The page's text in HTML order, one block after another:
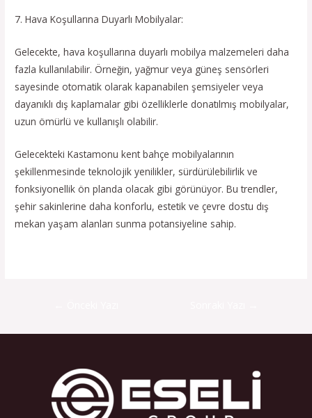
7. Hava Koşullarına Duyarlı Mobilyalar:
Gelecekte, hava koşullarına duyarlı mobilya malzemeleri daha
fazla kullanılabilir. Örneğin, yağmur veya güneş sensörleri
sayesinde otomatik olarak kapanabilen şemsiyeler veya
dayanıklı dış kaplamalar gibi özelliklerle donatılmış mobilyalar,
uzun ömürlü ve kullanışlı olabilir.
Gelecekteki Kastamonu kent bahçe mobilyalarının
şekillenmesinde teknolojik yenilikler, sürdürülebilirlik ve
fonksiyonellik ön planda olacak gibi görünüyor. Bu trendler,
şehir sakinlerine daha konforlu, estetik ve çevre dostu dış
mekan yaşam alanları sunma potansiyeline sahip.